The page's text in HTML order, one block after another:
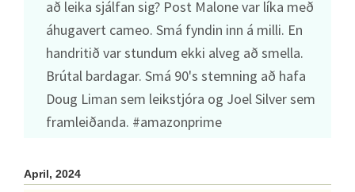
að leika sjálfan sig? Post Malone var líka með
áhugavert cameo. Smá fyndin inn á milli. En
handritið var stundum ekki alveg að smella.
Brútal bardagar. Smá 90's stemning að hafa
Doug Liman sem leikstjóra og Joel Silver sem
framleiðanda. #amazonprime
April, 2024